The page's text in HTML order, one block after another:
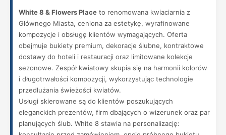
White 8 & Flowers Place to renomowana kwiaciarnia z
Głównego Miasta, ceniona za estetykę, wyrafinowane
kompozycje i obsługę klientów wymagających. Oferta
obejmuje bukiety premium, dekoracje ślubne, kontraktowe
dostawy do hoteli i restauracji oraz limitowane kolekcje
sezonowe. Zespół kwiatowy skupia się na harmonii kolorów
i długotrwałości kompozycji, wykorzystując technologie
przedłużania świeżości kwiatów.
Usługi skierowane są do klientów poszukujących
eleganckich prezentów, firm dbających o wizerunek oraz par
planujących ślub. White 8 stawia na personalizację: